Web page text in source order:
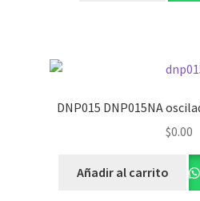
DNP015 DNP015NA
$0.00
Añadir al carrito